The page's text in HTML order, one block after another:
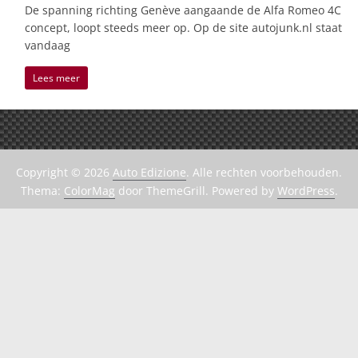
De spanning richting Genève aangaande de Alfa Romeo 4C
concept, loopt steeds meer op. Op de site autojunk.nl staat
vandaag
Lees meer
Copyright © 2026 Auto Edizione. Alle rechten voorbehouden.
Thema: ColorMag door ThemeGrill. Powered by WordPress.